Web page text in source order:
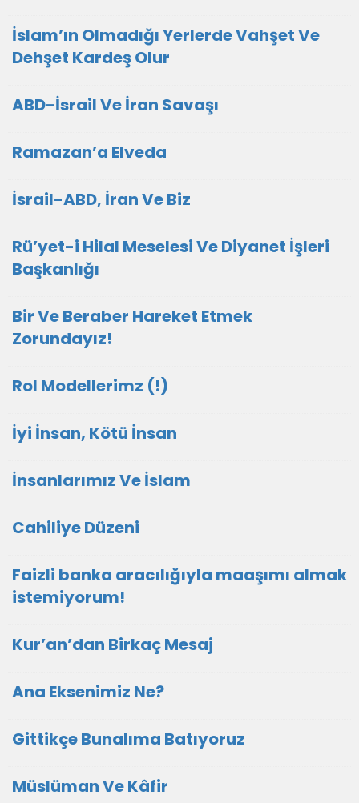
İslam’ın Olmadığı Yerlerde Vahşet Ve
Dehşet Kardeş Olur
ABD-İsrail Ve İran Savaşı
Ramazan’a Elveda
İsrail-ABD, İran Ve Biz
Rü’yet-i Hilal Meselesi Ve Diyanet İşleri
Başkanlığı
Bir Ve Beraber Hareket Etmek
Zorundayız!
Rol Modellerimz (!)
İyi İnsan, Kötü İnsan
İnsanlarımız Ve İslam
Cahiliye Düzeni
Faizli banka aracılığıyla maaşımı almak
istemiyorum!
Kur’an’dan Birkaç Mesaj
Ana Eksenimiz Ne?
Gittikçe Bunalıma Batıyoruz
Müslüman Ve Kâfir